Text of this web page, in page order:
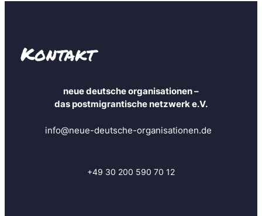
Kontakt
neue deutsche organisationen –
das postmigrantische netzwerk e.V.
info@neue-deutsche-organisationen.de
+49 30 200 590 70 12